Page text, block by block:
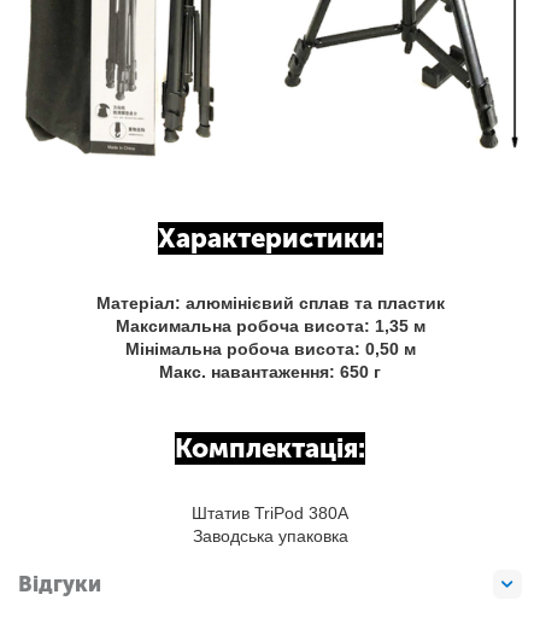
Характеристики:
Матеріал: алюмінієвий сплав та пластик
Максимальна робоча висота: 1,35 м
Мінімальна робоча висота: 0,50 м
Макс. навантаження: 650 г
Комплектація:
Штатив TriPod 380А
Заводська упаковка
Відгуки